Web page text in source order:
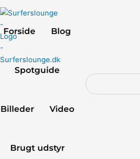
Forside Blog
Spotguide
Billeder Video
Brugt udstyr